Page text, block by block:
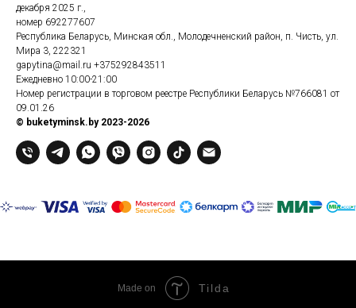
декабря 2025 г.,
номер 692277607
Республика Беларусь, Минская обл., Молодечненский район, п. Чисть, ул.
Мира 3, 222321
gapytina@mail.ru +375292843511
Ежедневно 10:00-21:00
Номер регистрации в торговом реестре Республики Беларусь №766081 от
09.01.26
© buketyminsk.by 2023-2026
Made on Tilda